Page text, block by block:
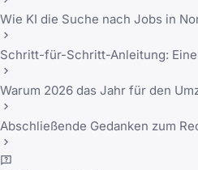
Wie KI die Suche nach Jobs in
Schritt-für-Schritt-Anleitung:
Warum 2026 das Jahr für den
Abschließende Gedanken zum